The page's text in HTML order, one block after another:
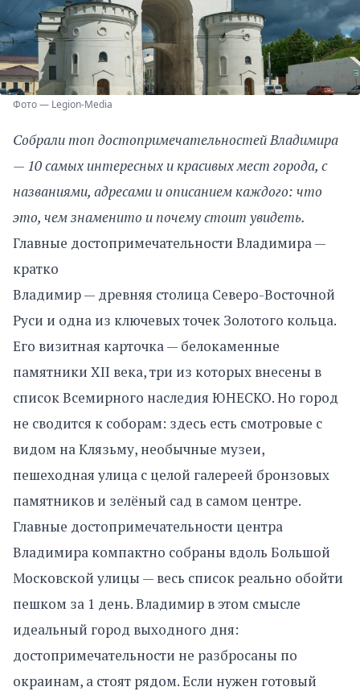
Фото — Legion-Media
Собрали топ достопримечательностей Владимира
— 10 самых интересных и красивых мест города, с
названиями, адресами и описанием каждого: что
это, чем знаменито и почему стоит увидеть.
Главные достопримечательности Владимира —
кратко
Владимир — древняя столица Северо-Восточной
Руси и одна из ключевых точек Золотого кольца.
Его визитная карточка — белокаменные
памятники XII века, три из которых внесены в
список Всемирного наследия ЮНЕСКО. Но город
не сводится к соборам: здесь есть смотровые с
видом на Клязьму, необычные музеи,
пешеходная улица с целой галереей бронзовых
памятников и зелёный сад в самом центре.
Главные достопримечательности центра
Владимира компактно собраны вдоль Большой
Московской улицы — весь список реально обойти
пешком за 1 день. Владимир в этом смысле
идеальный город выходного дня:
достопримечательности не разбросаны по
окраинам, а стоят рядом. Если нужен готовый